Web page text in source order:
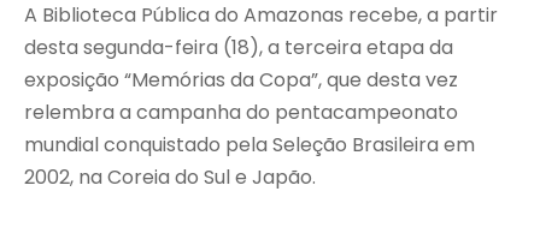
A Biblioteca Pública do Amazonas recebe, a partir
desta segunda-feira (18), a terceira etapa da
exposição “Memórias da Copa”, que desta vez
relembra a campanha do pentacampeonato
mundial conquistado pela Seleção Brasileira em
2002, na Coreia do Sul e Japão.